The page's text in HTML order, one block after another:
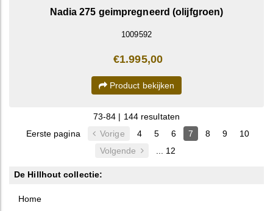
Nadia 275 geimpregneerd (olijfgroen)
1009592
€1.995,00
Product bekijken
73-84 | 144 resultaten
Eerste pagina
Vorige 4 5 6 7 8 9
10
Volgende
... 12
De Hillhout collectie:
Home